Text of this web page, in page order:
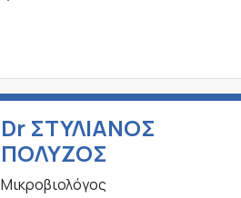
Dr ΣΤΥΛΙΑΝΟΣ
ΠΟΛΥΖΟΣ
Μικροβιολόγος